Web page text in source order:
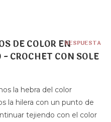
DE COLOR EN
CROCHET CON SOLE
la hebra del color
la hilera con un punto de
tejiendo con el color
RESPUESTA